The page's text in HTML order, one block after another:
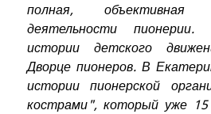
полная,
деятельности
истории детского
Дворце пионеров. В
истории пионерской
кострами", который уже